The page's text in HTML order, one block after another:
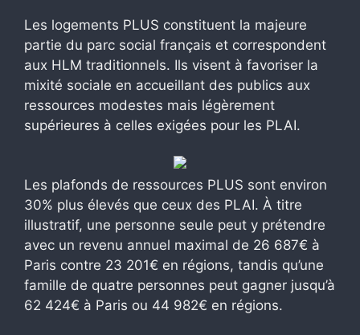
Les logements PLUS constituent la majeure
partie du parc social français et correspondent
aux HLM traditionnels. Ils visent à favoriser la
mixité sociale en accueillant des publics aux
ressources modestes mais légèrement
supérieures à celles exigées pour les PLAI.
Les plafonds de ressources PLUS sont environ
30% plus élevés que ceux des PLAI. À titre
illustratif, une personne seule peut y prétendre
avec un revenu annuel maximal de 26 687€ à
Paris contre 23 201€ en régions, tandis qu’une
famille de quatre personnes peut gagner jusqu’à
62 424€ à Paris ou 44 982€ en régions.